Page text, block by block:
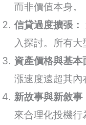
而非價值本身。
信貸過度擴張：
入探討。所有大
資產價格與基本
漲速度遠超其內
新故事與新敘事
來合理化投機